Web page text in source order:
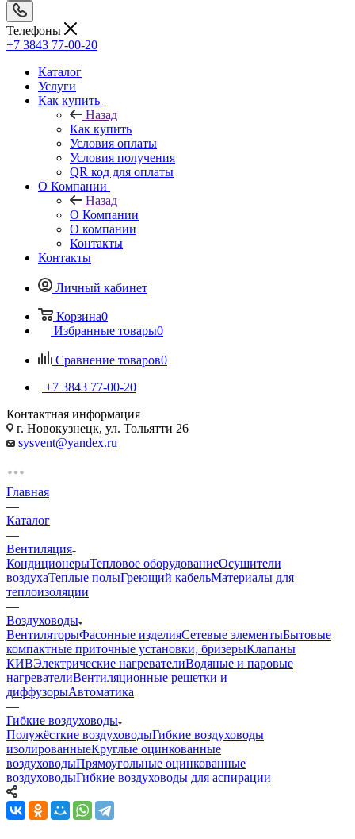
Телефоны
+7 3843 77-00-20
Каталог
Услуги
Как купить
Назад
Как купить
Условия оплаты
Условия получения
QR код для оплаты
О Компании
Назад
О Компании
О компании
Контакты
Контакты
Личный кабинет
Корзина0
Избранные товары0
Сравнение товаров0
+7 3843 77-00-20
Контактная информация
г. Новокузнецк, ул. Тольятти 26
sysvent@yandex.ru
Главная
—
Каталог
—
Вентиляция
КондиционерыТепловое оборудованиеОсушители
воздухаТеплые полыГреющий кабельМатериалы для
теплоизоляции
—
Воздуховоды
ВентиляторыФасонные изделияСетевые элементыБытовые
компактные приточные установки, бризерыКлапаны
КИВЭлектрические нагревателиВодяные и паровые
нагревателиВентиляционные решетки и
диффузорыАвтоматика
—
Гибкие воздуховоды
Полужёсткие воздуховодыГибкие воздуховоды
изолированныеКруглые оцинкованные
воздуховодыПрямоугольные оцинкованные
воздуховодыГибкие воздуховоды для аспирации